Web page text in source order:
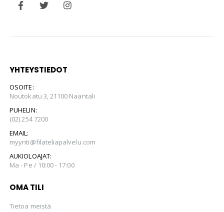
YHTEYSTIEDOT
OSOITE:
Noutokatu 3, 21100 Naantali
PUHELIN:
(02) 254 7200
EMAIL:
myynti@filateliapalvelu.com
AUKIOLOAJAT:
Ma - Pe / 10:00 - 17:00
OMA TILI
Tietoa meistä